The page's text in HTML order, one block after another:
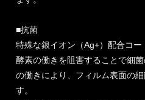
■抗菌
特殊な銀イオン（Ag+）配合コー
酵素の働きを阻害することで細
の働きにより、フィルム表面の
す。